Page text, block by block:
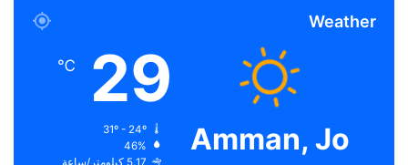
Weather
Amman, Jo
29
℃
46%
5.17 كيلومتر/ساعة